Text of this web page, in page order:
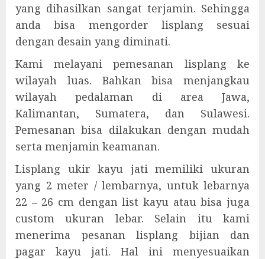
yang dihasilkan sangat terjamin. Sehingga
anda bisa mengorder lisplang sesuai
dengan desain yang diminati.
Kami melayani pemesanan lisplang ke
wilayah luas. Bahkan bisa menjangkau
wilayah pedalaman di area Jawa,
Kalimantan, Sumatera, dan Sulawesi.
Pemesanan bisa dilakukan dengan mudah
serta menjamin keamanan.
Lisplang ukir kayu jati memiliki ukuran
yang 2 meter / lembarnya, untuk lebarnya
22 – 26 cm dengan list kayu atau bisa juga
custom ukuran lebar. Selain itu kami
menerima pesanan lisplang bijian dan
pagar kayu jati. Hal ini menyesuaikan